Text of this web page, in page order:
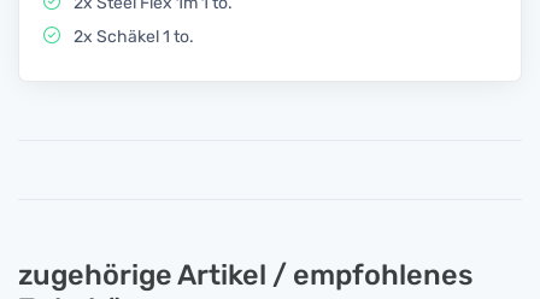
2x Schäkel 1 to.
zugehörige Artikel / empfohlenes